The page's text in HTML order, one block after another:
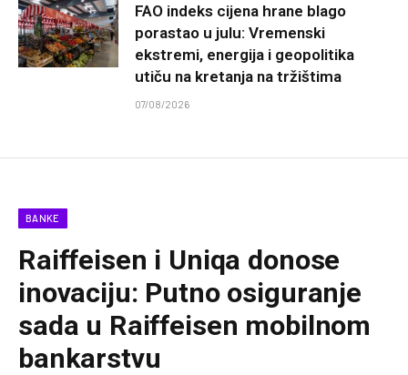
FAO indeks cijena hrane blago
porastao u julu: Vremenski
ekstremi, energija i geopolitika
utiču na kretanja na tržištima
07/08/2026
BANKE
Raiffeisen i Uniqa donose
inovaciju: Putno osiguranje
sada u Raiffeisen mobilnom
bankarstvu